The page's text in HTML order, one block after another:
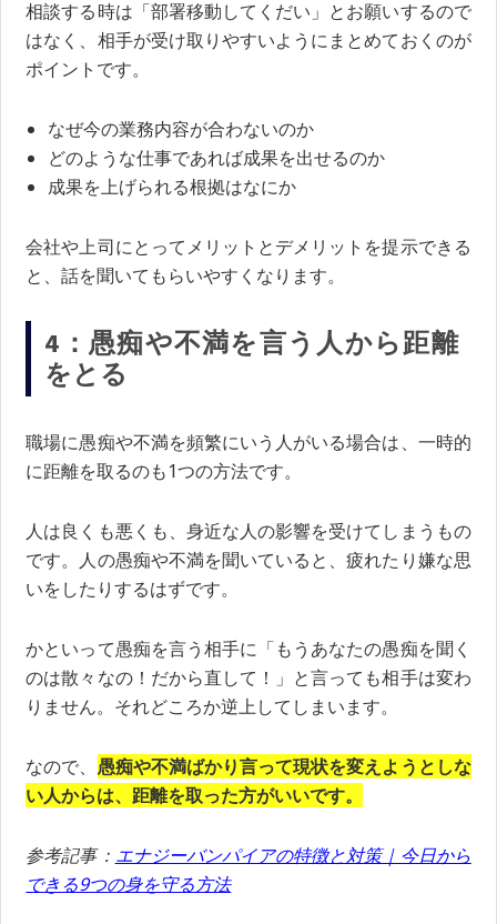
相談する時は「部署移動してくだい」とお願いするので
はなく、相手が受け取りやすいようにまとめておくのが
ポイントです。
なぜ今の業務内容が合わないのか
どのような仕事であれば成果を出せるのか
成果を上げられる根拠はなにか
会社や上司にとってメリットとデメリットを提示できる
と、話を聞いてもらいやすくなります。
4：愚痴や不満を言う人から距離
をとる
職場に愚痴や不満を頻繁にいう人がいる場合は、一時的
に距離を取るのも1つの方法です。
人は良くも悪くも、身近な人の影響を受けてしまうもの
です。人の愚痴や不満を聞いていると、疲れたり嫌な思
いをしたりするはずです。
かといって愚痴を言う相手に「もうあなたの愚痴を聞く
のは散々なの！だから直して！」と言っても相手は変わ
りません。それどころか逆上してしまいます。
なので、 愚痴や不満ばかり言って現状を変えようとしな
い人からは、距離を取った方がいいです。
参考記事： エナジーバンパイアの特徴と対策｜今日から
できる9つの身を守る方法